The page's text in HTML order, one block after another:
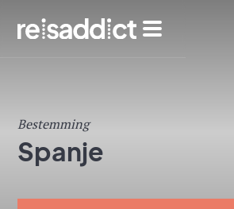
Bestemming
Spanje